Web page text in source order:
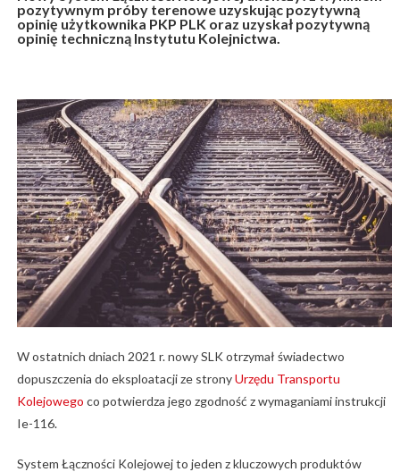
pozytywnym próby terenowe uzyskując pozytywną
opinię użytkownika PKP PLK oraz uzyskał pozytywną
opinię techniczną Instytutu Kolejnictwa.
W ostatnich dniach 2021 r. nowy SLK otrzymał świadectwo
dopuszczenia do eksploatacji ze stronyUrzędu Transportu
Kolejowego co potwierdza jego zgodność z wymaganiami instrukcji
Ie-116.
System Łączności Kolejowej to jeden z kluczowych produktów